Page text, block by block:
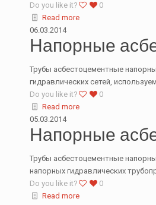
Do you like it?
0
Read more
06.03.2014
Напорные
Трубы асбестоцементные
гидравлических сетей,
Do you like it?
0
Read more
05.03.2014
Напорные
Трубы асбестоцементные
напорных гидравлических
Do you like it?
0
Read more